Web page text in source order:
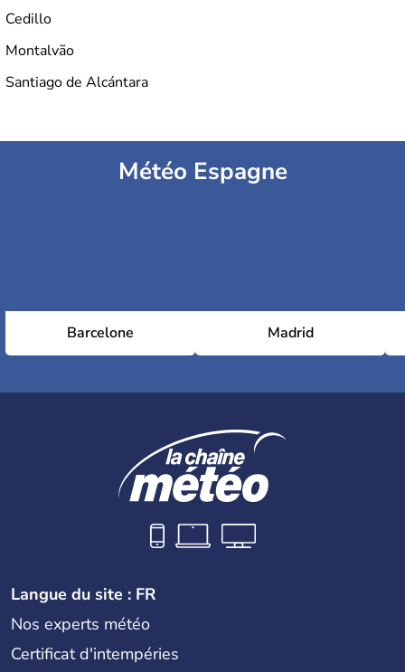
Cedillo
Montalvão
Santiago de Alcántara
Météo Espagne
Barcelone Madrid
Langue du site : FR
Nos experts météo
Certificat d'intempéries